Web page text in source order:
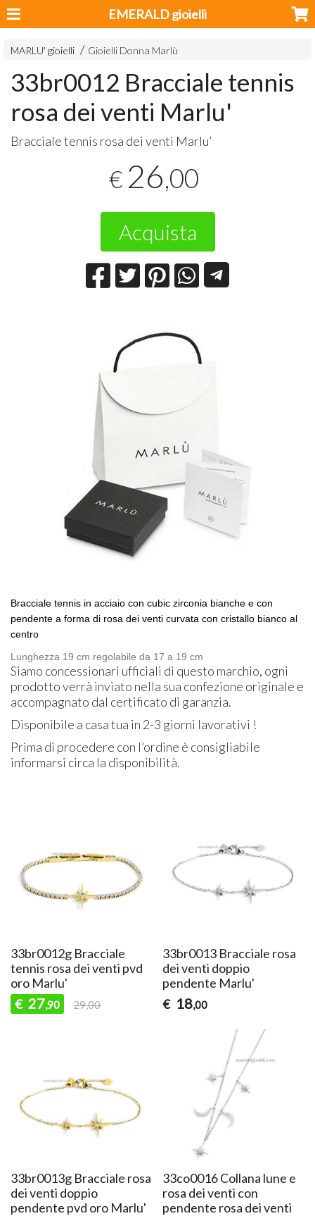
EMERALD gioielli
MARLU' gioielli Gioielli Donna Marlù
33br0012 Bracciale tennis
rosa dei venti Marlu'
Bracciale tennis rosa dei venti Marlu’
€ 26,00
Acquista
Bracciale tennis in acciaio con cubic zirconia bianche e con
pendente a forma di rosa dei venti curvata con cristallo bianco al
centro
Lunghezza 19 cm regolabile da 17 a 19 cm
Siamo concessionari ufficiali di questo marchio, ogni
prodotto verrà inviato nella sua confezione originale e
accompagnato dal certificato di garanzia.
Disponibile a casa tua in 2-3 giorni lavorativi !
Prima di procedere con l’ordine è consigliabile
informarsi circa la disponibilità.
33br0012g Bracciale
tennis rosa dei venti pvd
oro Marlu'
€ 27,90 29,00
33br0013 Bracciale rosa
dei venti doppio
pendente Marlu'
€ 18,00
33br0013g Bracciale rosa
dei venti doppio
pendente pvd oro Marlu'
33co0016 Collana lune e
rosa dei venti con
pendente rosa dei venti